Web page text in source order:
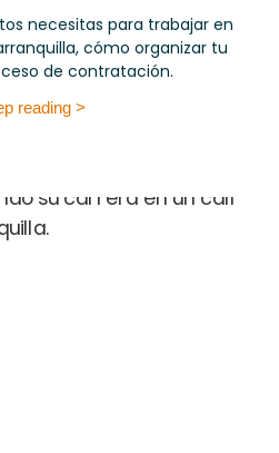
necesitas para trabajar en
cómo organizar tu
de contratación.
reading >